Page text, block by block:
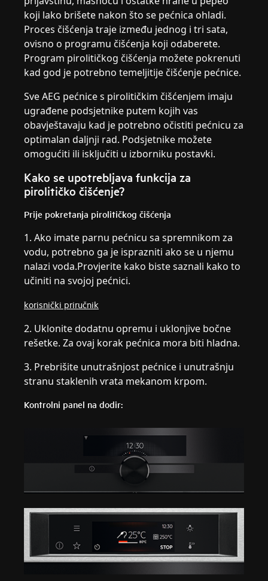
koji lako brišete nakon što se pećnica ohladi.
Proces čišćenja traje između jednog i tri sata,
ovisno o programu čišćenja koji odaberete.
Program pirolitičkog čišćenja možete pokrenuti
kad god je potrebno temeljitije čišćenje pećnice.
Sve AEG pećnice s pirolitičkim čišćenjem imaju
ugrađene podsjetnike putem kojih vas
obavještavaju kad je potrebno očistiti pećnicu za
optimalan daljnji rad. Podsjetnike možete
omogućiti ili isključiti u izborniku postavki.
Kako se upotrebljava funkcija za
pirolitičko čišćenje?
Prije pokretanja pirolitičkog čišćenja
1. Ako imate parnu pećnicu sa spremnikom za
vodu, potrebno ga je isprazniti ako se u njemu
nalazi voda.Provjerite kako biste saznali kako to
učiniti na svojoj pećnici.
korisnički priručnik
2. Uklonite dodatnu opremu i uklonjive bočne
rešetke. Za ovaj korak pećnica mora biti hladna.
3. Prebrišite unutrašnjost pećnice i unutrašnju
stranu staklenih vrata mekanom krpom.
Kontrolni panel na dodir: